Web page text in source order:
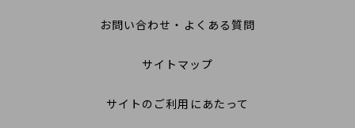
お問い合わせ・よくある質問
サイトマップ
サイトのご利用にあたって